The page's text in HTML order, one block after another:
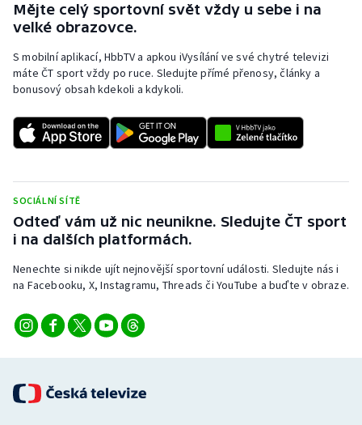
Rychlobruslení
Rychlostní kanoistika
Sportovní střelba
Stolní tenis
Triatlon
Veslování
Volejbal
Mějte celý sportovní svět vždy u sebe i na
velké obrazovce.
S mobilní aplikací, HbbTV a apkou iVysílání ve své chytré televizi
máte ČT sport vždy po ruce. Sledujte přímé přenosy, články a
bonusový obsah kdekoli a kdykoli.
SOCIÁLNÍ SÍTĚ
Odteď vám už nic neunikne. Sledujte ČT sport
i na dalších platformách.
Nenechte si nikde ujít nejnovější sportovní události. Sledujte nás i
na Facebooku, X, Instagramu, Threads či YouTube a buďte v obraze.